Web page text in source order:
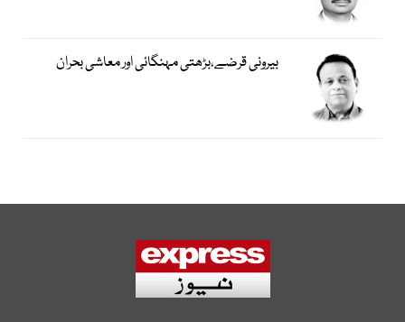
بیرونی قرضے،بڑھتی مہنگائی اور معاشی بحران